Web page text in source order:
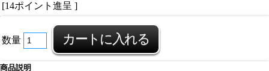
[14ポイント進呈 ]
数量
商品説明